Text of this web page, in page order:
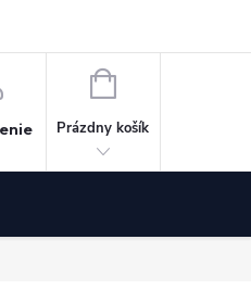
NÁKUPNÝ
Prázdny košík